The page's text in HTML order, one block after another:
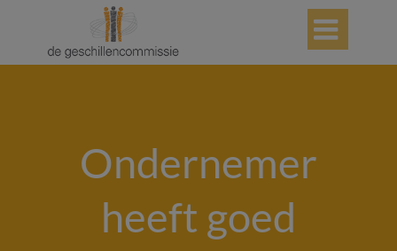

Ondernemer
heeft goed